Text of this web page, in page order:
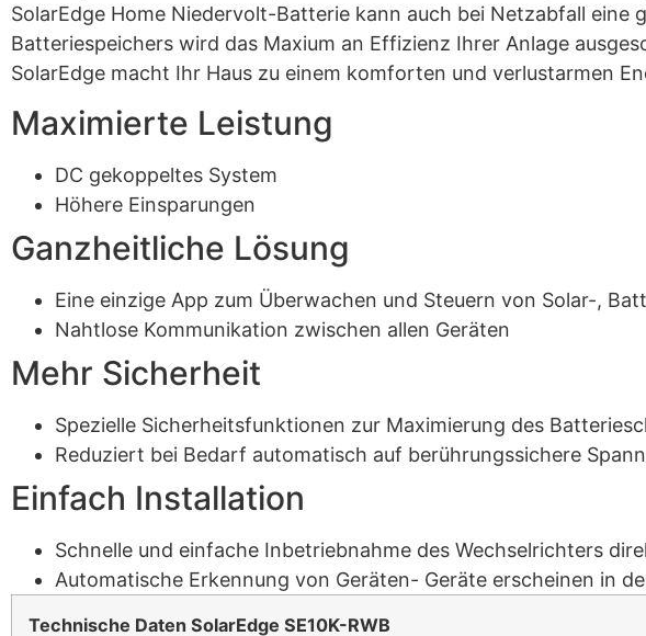
SolarEdge Home Niedervolt-Batterie kann auch bei Netzabfall
Batteriespeichers wird das Maxium an Effizienz Ihrer Anlage
SolarEdge macht Ihr Haus zu einem komforten und verlustarmen
Maximierte Leistung
DC gekoppeltes System
Höhere Einsparungen
Ganzheitliche Lösung
Eine einzige App zum Überwachen und Steuern von Solar-,
Nahtlose Kommunikation zwischen allen Geräten
Mehr Sicherheit
Spezielle Sicherheitsfunktionen zur Maximierung des
Reduziert bei Bedarf automatisch auf berührungssichere
Einfach Installation
Schnelle und einfache Inbetriebnahme des Wechselrichters
Automatische Erkennung von Geräten- Geräte erscheinen in
Technische Daten SolarEdge SE10K-RWB